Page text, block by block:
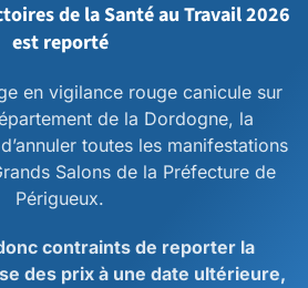
de la Santé au Travail 2026
est reporté
en vigilance rouge canicule sur
de la Dordogne, la
toutes les manifestations
Salons de la Préfecture de
Périgueux.
contraints de reporter la
des prix à une date ultérieure,